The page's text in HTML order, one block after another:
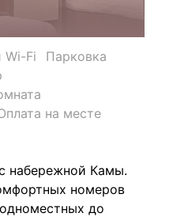
Wi-Fi
Парковка
на месте
набережной Камы.
номеров
до